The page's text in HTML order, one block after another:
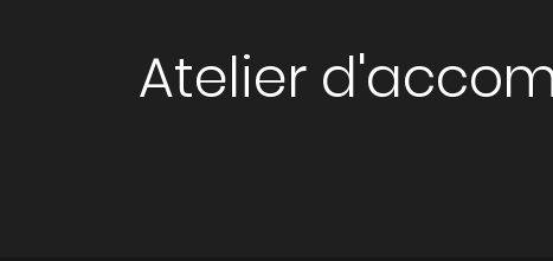
Atelier